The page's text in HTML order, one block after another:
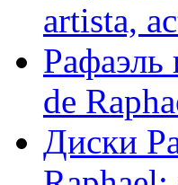
artista,
Рафаэль
de
Диски